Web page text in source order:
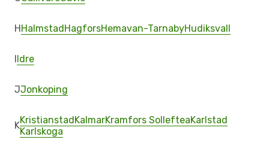
HHalmstadHagforsHemavan-TarnabyHudiksvall
IIdre
JJonkoping
KKristianstadKalmarKramfors SollefteaKarlstad
Karlskoga